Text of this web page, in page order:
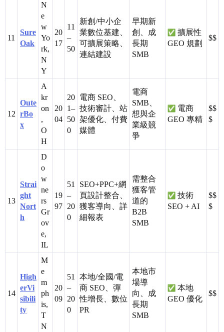
11
Sure
Oak
N
e
w
Yo
rk,
N
Y
20
17
11
–
50
新創/中小企
業數位基建、
可擴展策略、
連結建設
早期新
創、成
長期
SMB
擴展性
GEO 規劃
$$
12
Oute
rBo
x
A
kr
on
,
O
H
20
04
20
1–
50
0
電商 SEO、
技術審計、站
架優化、付費
媒體
電商
SMB、
想與企
業級競
爭
電商
GEO 專精
$$
$
13
Strai
ght
Nort
h
D
o
w
ne
rs
Gr
ov
e,
IL
19
97
51
–
20
0
SEO+PPC+網
頁設計整合、
獲客導向、詳
細報表
需整合
獲客管
道的
B2B
SMB
技術
SEO + AI
$$
$
14
High
erVi
sibili
ty
M
e
m
ph
is,
T
N
20
09
51
–
20
0
本地/全國/電
商 SEO、彈
性增長、數位
PR
本地市
場導
向、成
長期
SMB
本地
GEO 優化
$$